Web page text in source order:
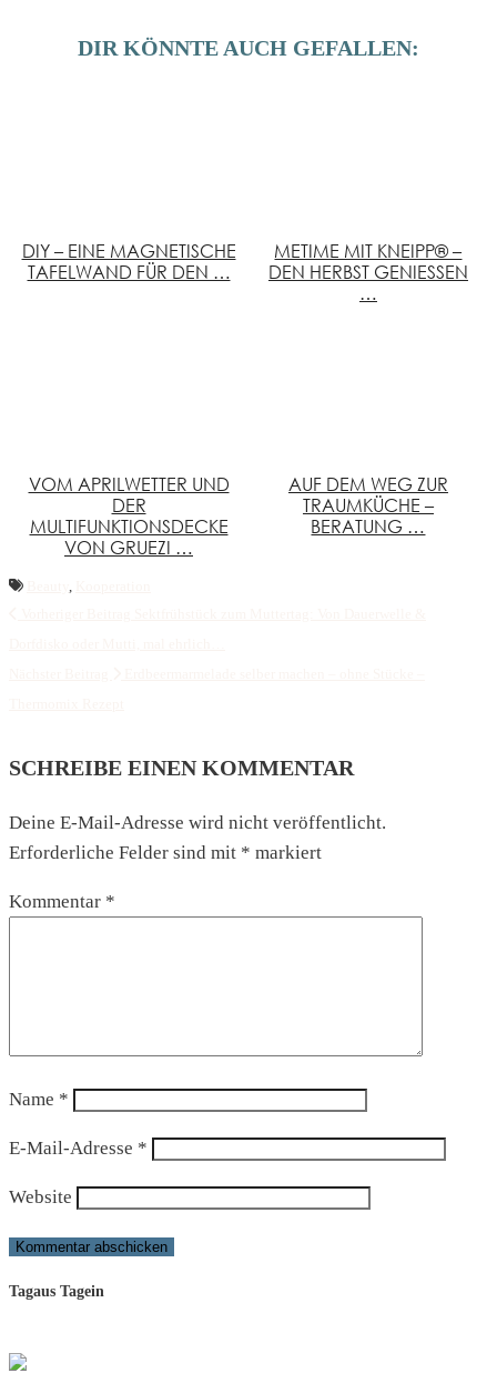
DIR KÖNNTE AUCH GEFALLEN:
DIY – EINE MAGNETISCHE
TAFELWAND FÜR DEN …
METIME MIT KNEIPP® –
DEN HERBST GENIESSEN …
VOM APRILWETTER UND
DER
MULTIFUNKTIONSDECKE
VON GRUEZI …
AUF DEM WEG ZUR
TRAUMKÜCHE –
BERATUNG …
,
SCHREIBE EINEN KOMMENTAR
Deine E-Mail-Adresse wird nicht veröffentlicht.
Erforderliche Felder sind mit * markiert
Kommentar *
Name *
E-Mail-Adresse *
Website
Tagaus Tagein